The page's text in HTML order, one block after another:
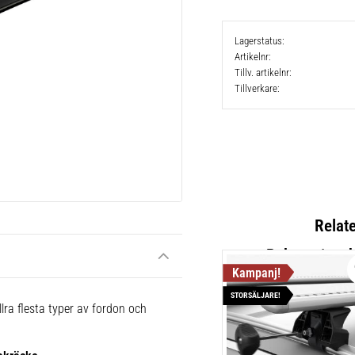
Lagerstatus
Artikelnr
Tillv. artikelnr
Tillverkare
flesta typer av fordon och
Thule
STORSÄLJARE!